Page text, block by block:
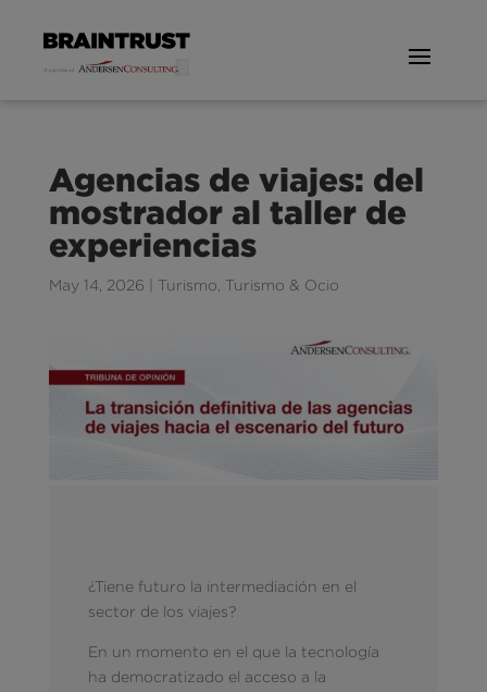
Agencias de viajes: del
mostrador al taller de
experiencias
May 14, 2026 Turismo Turismo & Ocio
¿Tiene futuro la intermediación en el
sector de los viajes?
En un momento en el que la tecnología
ha democratizado el acceso a la